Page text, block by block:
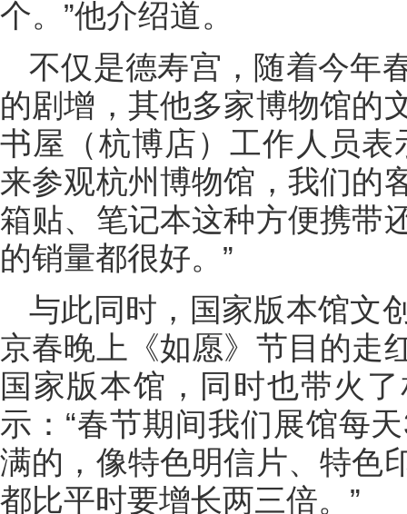
个。”他介绍道。
不仅是德寿宫，随着今年
的剧增，其他多家博物馆的
书屋（杭博店）工作人员表
来参观杭州博物馆，我们的
箱贴、笔记本这种方便携带
的销量都很好。”
与此同时，国家版本馆文
京春晚上《如愿》节目的走
国家版本馆，同时也带火
示：“春节期间我们展馆每
满的，像特色明信片、特色
都比平时要增长两三倍。”